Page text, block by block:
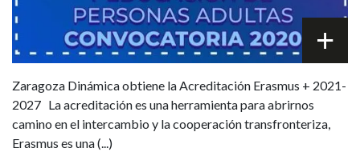
Zaragoza Dinámica obtiene la Acreditación Erasmus + 2021-
2027 La acreditación es una herramienta para abrirnos
camino en el intercambio y la cooperación transfronteriza,
Erasmus es una (...)